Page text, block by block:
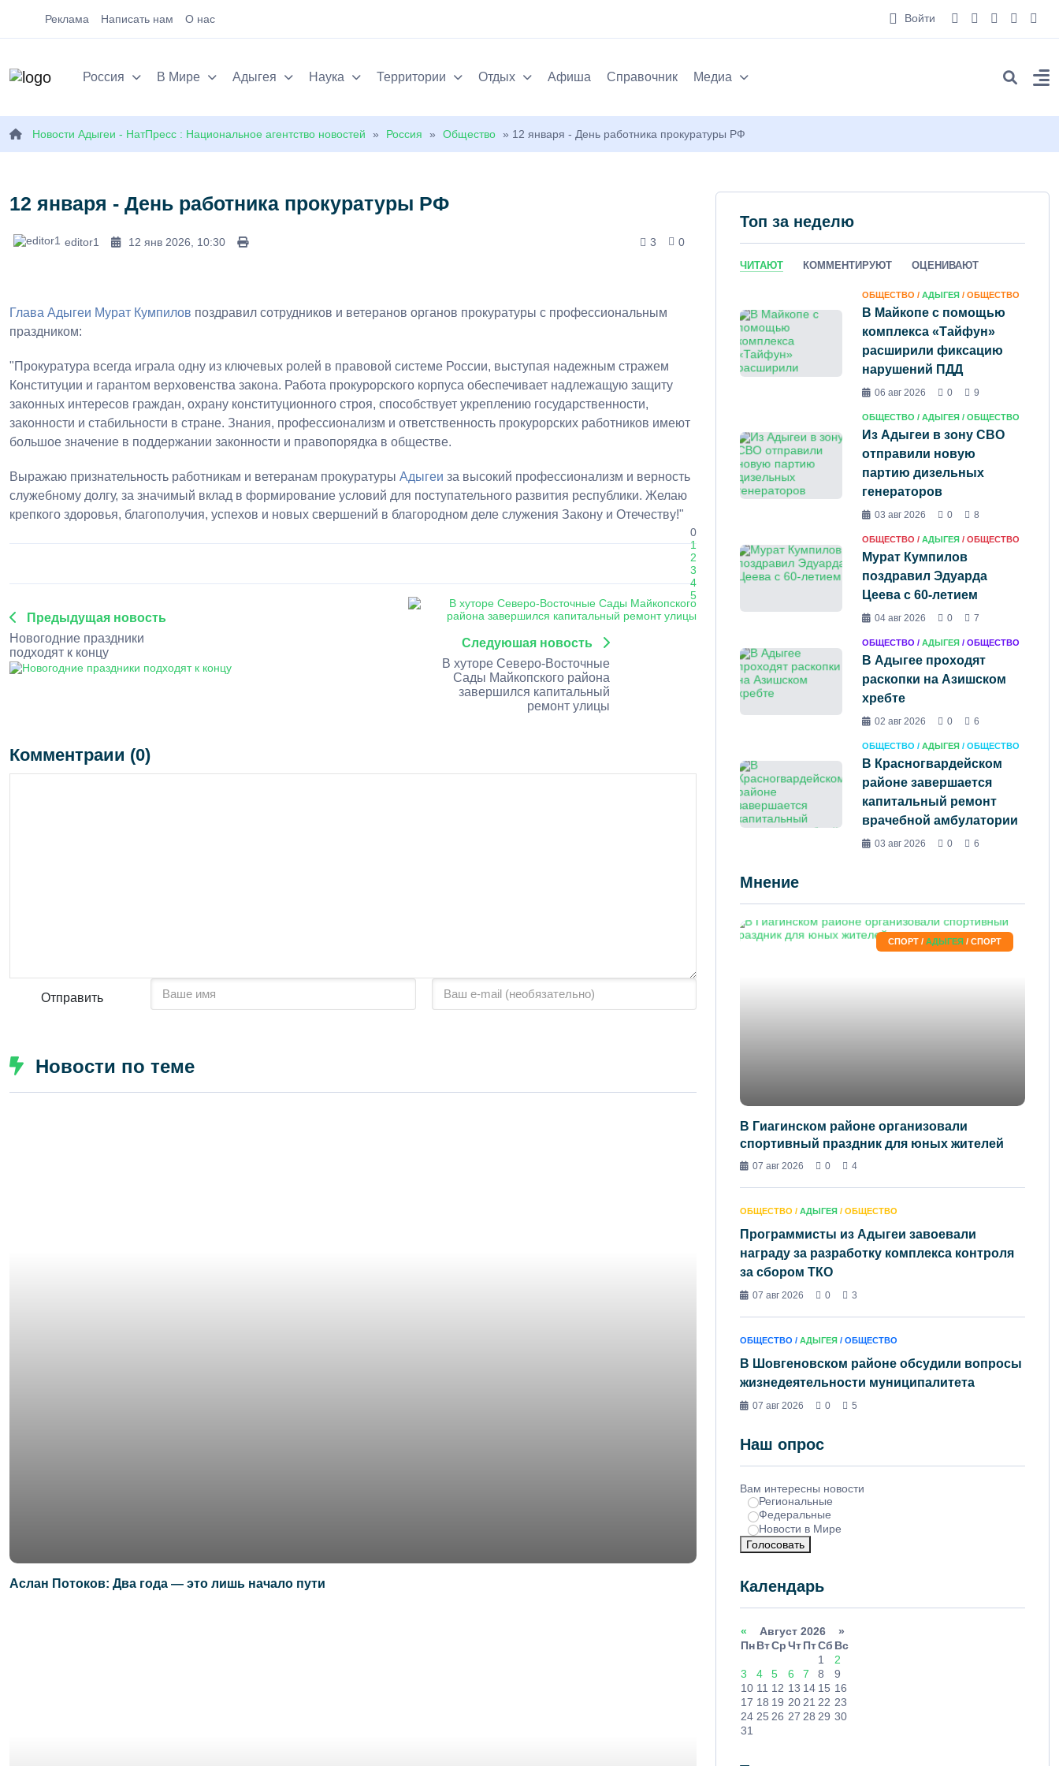
Реклама Написать нам О нас Войти
Россия В Мире Адыгея Наука Территории Отдых Афиша Справочник Медиа
Новости Адыгеи - НатПресс : Национальное агентство новостей » Россия » Общество » 12 января - День работника прокуратуры РФ
12 января - День работника прокуратуры РФ
editor1 12 янв 2026, 10:30 3 0
Глава Адыгеи Мурат Кумпилов поздравил сотрудников и ветеранов органов прокуратуры с профессиональным
праздником:
"Прокуратура всегда играла одну из ключевых ролей в правовой системе России, выступая надежным стражем
Конституции и гарантом верховенства закона. Работа прокурорского корпуса обеспечивает надлежащую защиту
законных интересов граждан, охрану конституционного строя, способствует укреплению государственности,
законности и стабильности в стране. Знания, профессионализм и ответственность прокурорских работников имеют
большое значение в поддержании законности и правопорядка в обществе.
Выражаю признательность работникам и ветеранам прокуратуры Адыгеи за высокий профессионализм и верность
служебному долгу, за значимый вклад в формирование условий для поступательного развития республики. Желаю
крепкого здоровья, благополучия, успехов и новых свершений в благородном деле служения Закону и Отечеству!"
0
1
2
3
4
5
Предыдущая новость
Новогодние праздники
подходят к концу
Следуюшая новость
В хуторе Северо-Восточные
Сады Майкопского района
завершился капитальный
ремонт улицы
Комментраии (0)
Отправить
Новости по теме
Аслан Потоков: Два года — это лишь начало пути
Топ за неделю
ЧИТАЮТ КОММЕНТИРУЮТ ОЦЕНИВАЮТ
ОБЩЕСТВО / АДЫГЕЯ / ОБЩЕСТВО
В Майкопе с помощью
комплекса «Тайфун»
расширили фиксацию
нарушений ПДД
06 авг 2026 0 9
ОБЩЕСТВО / АДЫГЕЯ / ОБЩЕСТВО
Из Адыгеи в зону СВО
отправили новую
партию дизельных
генераторов
03 авг 2026 0 8
ОБЩЕСТВО / АДЫГЕЯ / ОБЩЕСТВО
Мурат Кумпилов
поздравил Эдуарда
Цеева с 60-летием
04 авг 2026 0 7
ОБЩЕСТВО / АДЫГЕЯ / ОБЩЕСТВО
В Адыгее проходят
раскопки на Азишском
хребте
02 авг 2026 0 6
ОБЩЕСТВО / АДЫГЕЯ / ОБЩЕСТВО
В Красногвардейском
районе завершается
капитальный ремонт
врачебной амбулатории
03 авг 2026 0 6
Мнение
СПОРТ / АДЫГЕЯ / СПОРТ
В Гиагинском районе организовали
спортивный праздник для юных жителей
07 авг 2026 0 4
ОБЩЕСТВО / АДЫГЕЯ / ОБЩЕСТВО
Программисты из Адыгеи завоевали
награду за разработку комплекса контроля
за сбором ТКО
07 авг 2026 0 3
ОБЩЕСТВО / АДЫГЕЯ / ОБЩЕСТВО
В Шовгеновском районе обсудили вопросы
жизнедеятельности муниципалитета
07 авг 2026 0 5
Наш опрос
Вам интересны новости
Региональные
Федеральные
Новости в Мире
Голосовать
Календарь
« Август 2026 »
ПнВтСрЧтПтСб Вс
1
2
3
4 5 6 7 8
9
10 11 12 13 14 15 16
17 18 19 20 21 22 23
24 25 26 27 28 29 30
31